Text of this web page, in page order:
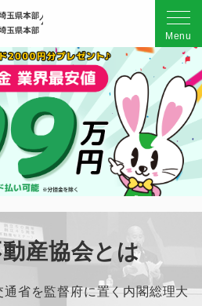
公益社団法人 全日本不動
Menu
産協会とは
通省を監督府に置く内閣総理大